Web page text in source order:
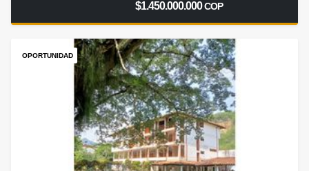
$1.450.000.000COP
OPORTUNIDAD